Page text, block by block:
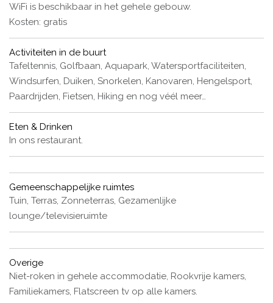
WiFi is beschikbaar in het gehele gebouw.
Kosten: gratis
Activiteiten in de buurt
Tafeltennis, Golfbaan, Aquapark, Watersportfaciliteiten,
Windsurfen, Duiken, Snorkelen, Kanovaren, Hengelsport,
Paardrijden, Fietsen, Hiking en nog véél meer…
Eten & Drinken
In ons restaurant.
Gemeenschappelijke ruimtes
Tuin, Terras, Zonneterras, Gezamenlijke
lounge/televisieruimte
Overige
Niet-roken in gehele accommodatie, Rookvrije kamers,
Familiekamers, Flatscreen tv op alle kamers.